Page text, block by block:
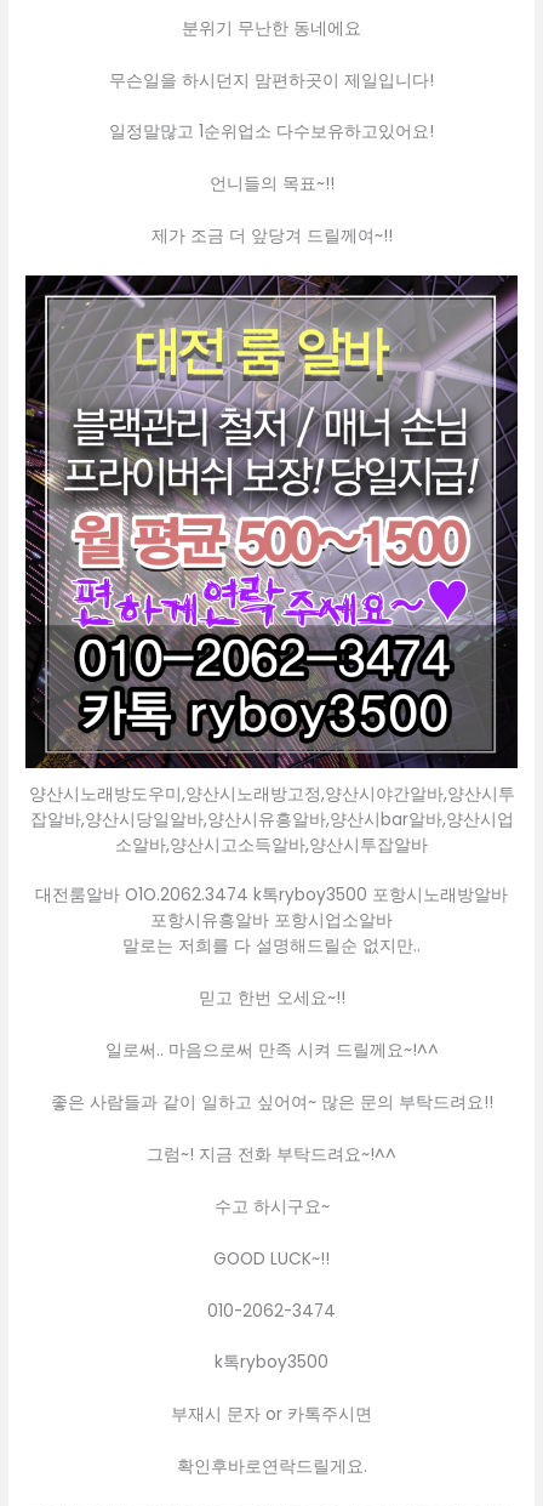
분위기 무난한 동네에요
무슨일을 하시던지 맘편하곳이 제일입니다!
일정말많고 1순위업소 다수보유하고있어요!
언니들의 목표~!!
제가 조금 더 앞당겨 드릴께여~!!
양산시노래방도우미,양산시노래방고정,양산시야간알바,양산시투
잡알바,양산시당일알바,양산시유흥알바,양산시bar알바,양산시업
소알바,양산시고소득알바,양산시투잡알바
대전룸알바 O1O.2062.3474 k톡ryboy3500 포항시노래방알바
포항시유흥알바 포항시업소알바
말로는 저희를 다 설명해드릴순 없지만..
믿고 한번 오세요~!!
일로써.. 마음으로써 만족 시켜 드릴께요~!^^
좋은 사람들과 같이 일하고 싶어여~ 많은 문의 부탁드려요!!
그럼~! 지금 전화 부탁드려요~!^^
수고 하시구요~
GOOD LUCK~!!
010-2062-3474
k톡ryboy3500
부재시 문자 or 카톡주시면
확인후바로연락드릴게요.